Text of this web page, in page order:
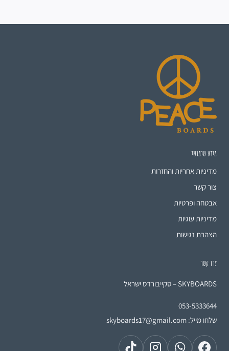
מידע שימושי
מדיניות אחריות והחזרות
צור קשר
אבטחה ופרטיות
מדיניות עוגיות
הצהרת נגישות
צרו קשר
SKYBOARDS – סקייבורדס ישראל
053-5333644
שלחו מייל: skyboards17@gmail.com